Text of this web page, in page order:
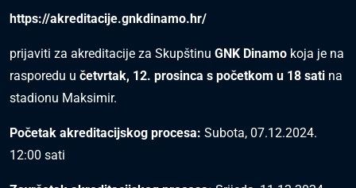
https://akreditacije.gnkdinamo.hr/
prijaviti za akreditacije za Skupštinu GNK Dinamo koja je na
rasporedu u četvrtak, 12. prosinca s početkom u 18 sati na
stadionu Maksimir.
Početak akreditacijskog procesa: Subota, 07.12.2024.
12:00 sati